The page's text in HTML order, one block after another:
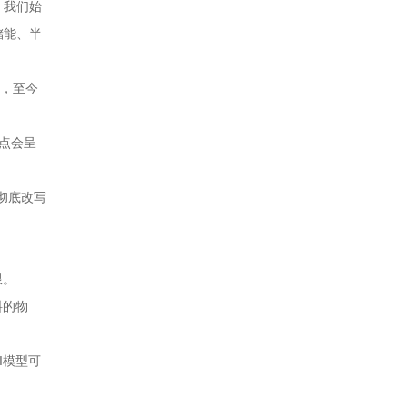
我们始
能、半
至今
会呈
底改写
物
型可